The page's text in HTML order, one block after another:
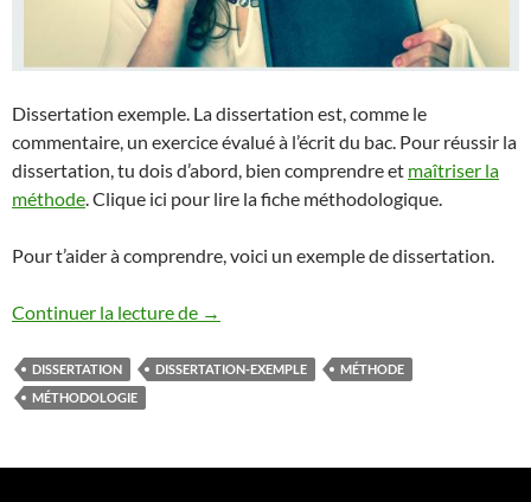
Dissertation exemple. La dissertation est, comme le
commentaire, un exercice évalué à l’écrit du bac. Pour réussir la
dissertation, tu dois d’abord, bien comprendre et maîtriser la
méthode. Clique ici pour lire la fiche méthodologique.
Pour t’aider à comprendre, voici un exemple de dissertation.
Continuer la lecture de DISSERTATION EXEMPLE
→
DISSERTATION DISSERTATION-EXEMPLE
MÉTHODE
MÉTHODOLOGIE